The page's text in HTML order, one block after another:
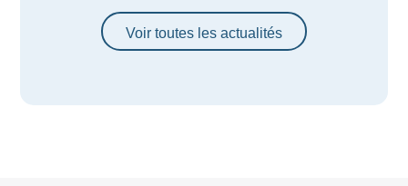
Voir toutes les actualités